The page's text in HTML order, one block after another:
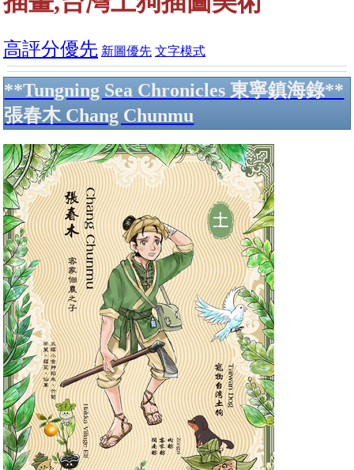
高評分優先 新圖優先 文字模式
**Tungning Sea Chronicles 東寧鎮海錄**
張春木 Chang Chunmu